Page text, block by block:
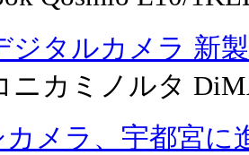
ジタルカメラ 新
ニカミノルタ
カメラ、宇都宮に